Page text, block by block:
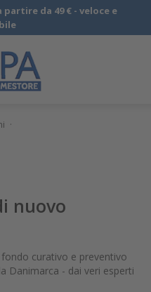
da 49 € - veloce e
·
nuovo
fondo curativo e preventivo
Danimarca - dai veri esperti